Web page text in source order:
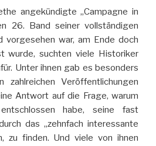
angekündigte „Campagne in
26. Band seiner vollständigen
vorgesehen war, am Ende doch
wurde, suchten viele Historiker
Unter ihnen gab es besonders
zahlreichen Veröffentlichungen
Antwort auf die Frage, warum
habe, seine fast
das „zehnfach interessante
zu finden. Und viele von ihnen